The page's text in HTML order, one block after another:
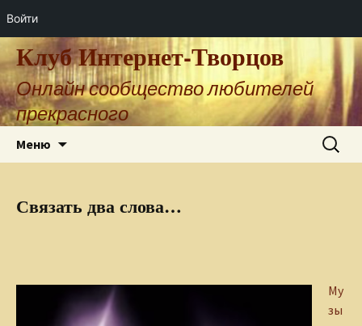
Войти
Клуб Интернет-Творцов
Онлайн сообщество любителей
прекрасного
Меню Найти:
Связать два слова…
Му
зы